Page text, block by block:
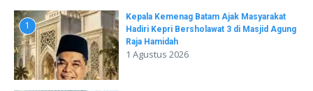
1
Kepala Kemenag Batam Ajak Masyarakat
Hadiri Kepri Bersholawat 3 di Masjid Agung
Raja Hamidah
1 Agustus 2026